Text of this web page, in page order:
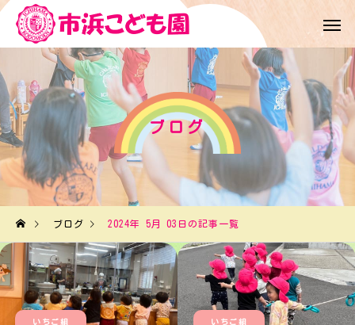
ブログ
ブログ 2024年 5月 03日の記事一覧
いちご組 いちご組